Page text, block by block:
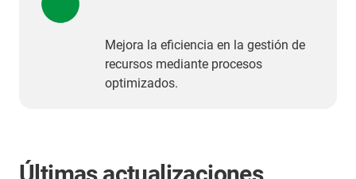
Mejora la eficiencia en la gestión de
recursos mediante procesos
optimizados.